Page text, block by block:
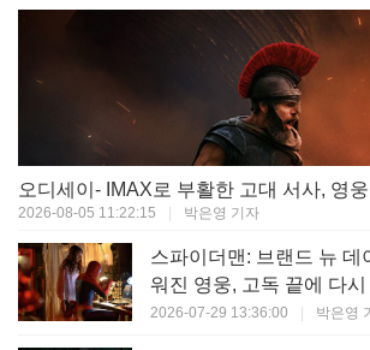
2026-08-05 11:22:15 박은영 기자
스파이더맨: 브랜드 뉴 데
워진 영웅, 고독 끝에 다
르다 (오락성 8 | 작품성 8)
2026-07-29 13:36:00 박은영